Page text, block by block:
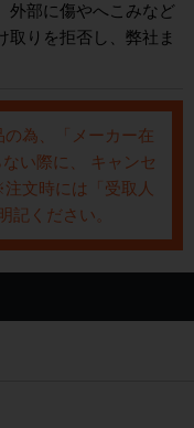
外部に傷やへこみなど
取りを拒否し、弊社ま
為、「メーカー在
い際に、 キャンセ
文時には「受取人
記ください。